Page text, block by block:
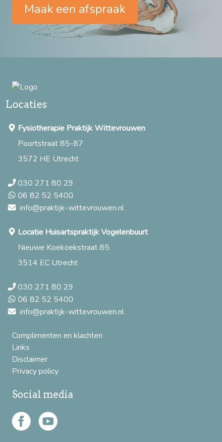
Maak een afspraak
Locaties
Fysiotherapie Praktijk Wittevrouwen
Poortstraat 85-87
3572 HE Utrecht
030 271 80 29
06 82 52 5400
info@praktijk-wittevrouwen.nl
Locatie Huisartspraktijk Vogelenbuurt
Nieuwe Koekoekstraat 85
3514 EC Utrecht
030 271 80 29
06 82 52 5400
info@praktijk-wittevrouwen.nl
Complimenten en klachten
Links
Disclaimer
Privacy policy
Social media